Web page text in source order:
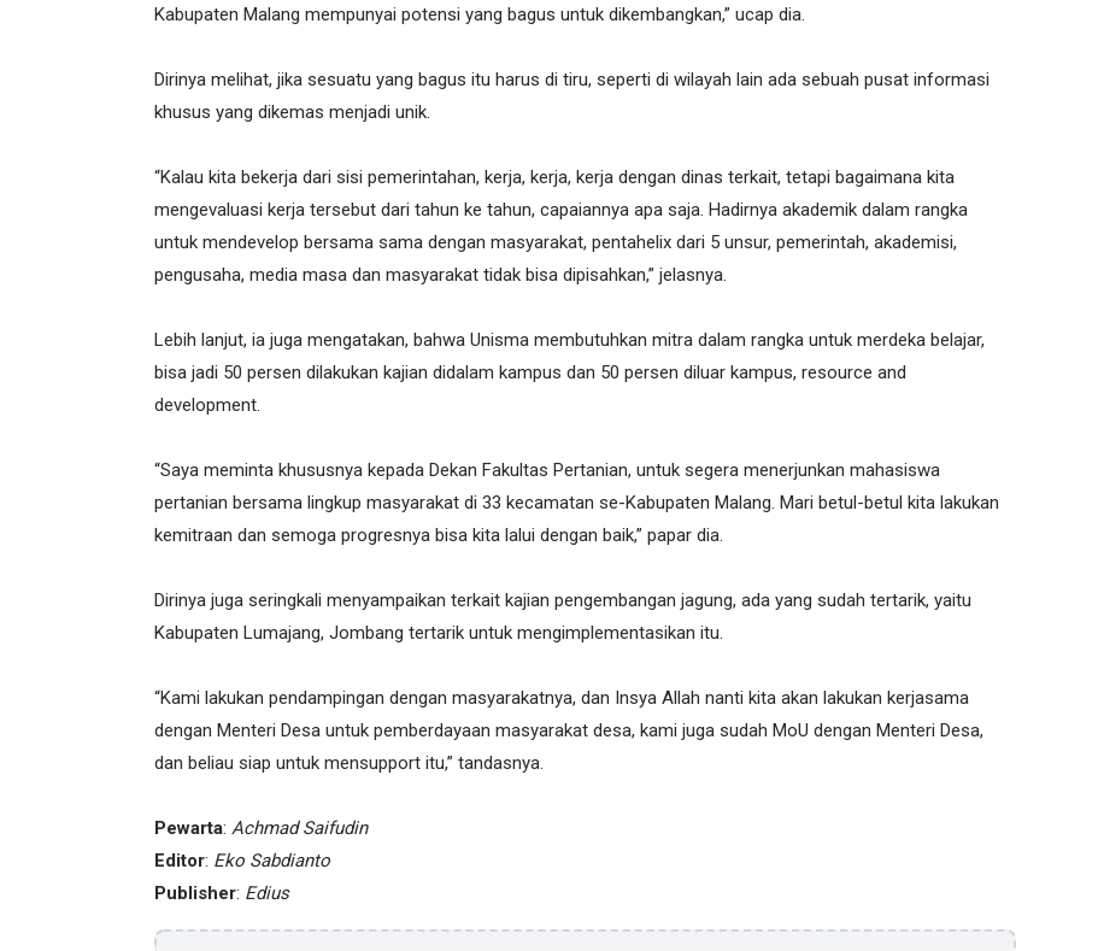
Kabupaten Malang mempunyai potensi yang bagus untuk dikembangkan,” ucap dia.
Dirinya melihat, jika sesuatu yang bagus itu harus di tiru, seperti di wilayah lain ada sebuah pusat informasi
khusus yang dikemas menjadi unik.
“Kalau kita bekerja dari sisi pemerintahan, kerja, kerja, kerja dengan dinas terkait, tetapi bagaimana kita
mengevaluasi kerja tersebut dari tahun ke tahun, capaiannya apa saja. Hadirnya akademik dalam rangka
untuk mendevelop bersama sama dengan masyarakat, pentahelix dari 5 unsur, pemerintah, akademisi,
pengusaha, media masa dan masyarakat tidak bisa dipisahkan,” jelasnya.
Lebih lanjut, ia juga mengatakan, bahwa Unisma membutuhkan mitra dalam rangka untuk merdeka belajar,
bisa jadi 50 persen dilakukan kajian didalam kampus dan 50 persen diluar kampus, resource and
development.
“Saya meminta khususnya kepada Dekan Fakultas Pertanian, untuk segera menerjunkan mahasiswa
pertanian bersama lingkup masyarakat di 33 kecamatan se-Kabupaten Malang. Mari betul-betul kita lakukan
kemitraan dan semoga progresnya bisa kita lalui dengan baik,” papar dia.
Dirinya juga seringkali menyampaikan terkait kajian pengembangan jagung, ada yang sudah tertarik, yaitu
Kabupaten Lumajang, Jombang tertarik untuk mengimplementasikan itu.
“Kami lakukan pendampingan dengan masyarakatnya, dan Insya Allah nanti kita akan lakukan kerjasama
dengan Menteri Desa untuk pemberdayaan masyarakat desa, kami juga sudah MoU dengan Menteri Desa,
dan beliau siap untuk mensupport itu,” tandasnya.
Pewarta: Achmad Saifudin
Editor: Eko Sabdianto
Publisher: Edius